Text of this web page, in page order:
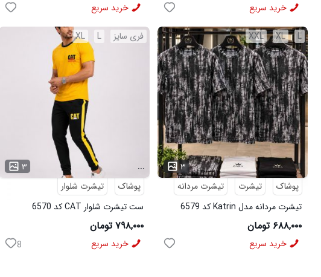
خرید سریع خرید سریع
L
XL
XXL
۳
پوشاک
تیشرت
تیشرت مردانه
تیشرت مردانه مدل Katrin کد 6579
۶۸۸,۰۰۰ تومان
خرید سریع
فری سایز L
XL
۳
...
پوشاک
تیشرت شلوار
ست تیشرت شلوار CAT کد 6570
۷۹۸,۰۰۰ تومان
خرید سریع 8